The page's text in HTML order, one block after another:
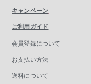
キャンペーン
ご利用ガイド
会員登録について
お支払い方法
送料について